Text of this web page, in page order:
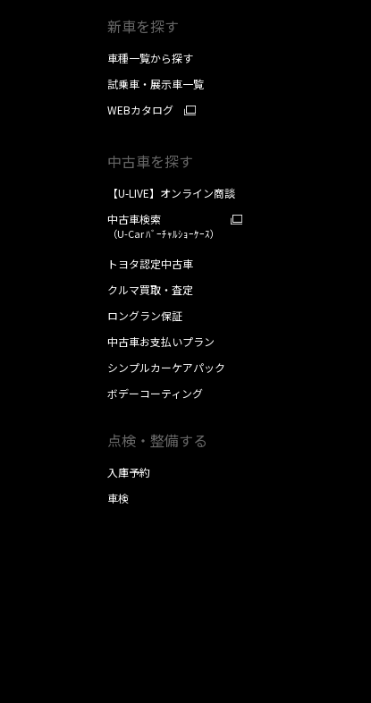
新車を探す
車種一覧から探す
試乗車・展示車一覧
WEBカタログ
中古車を探す
【U-LIVE】オンライン商談
中古車検索
（U-Car ﾊﾞｰﾁｬﾙｼｮｰｹｰｽ）
トヨタ認定中古車
クルマ買取・査定
ロングラン保証
中古車お支払いプラン
シンプルカーケアパック
ボデーコーティング
点検・整備する
入庫予約
車検